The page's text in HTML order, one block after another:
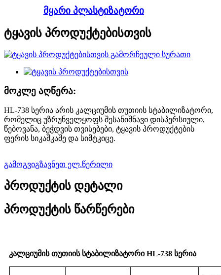
მყარი პლასტიზატორი
ტყავის პროდუქტებისთვის
მოკლე აღწერა:
HL-738 სერია არის კალციუმის თუთიის სტაბილიზატორი,
რომელიც უზრუნველყოფს შესანიშნავი დისპერსიული,
წებოვანა, ბეჭდვის თვისებები, ტყავის პროდუქტების
ფერის სიკაშკაშე და სიმტკიცე.
გამოგვიგზავნეთ ელ.წერილი
პროდუქტის დეტალი
პროდუქტის წარწერები
კალციუმის თუთიის სტაბილიზატორი HL-738 სერია